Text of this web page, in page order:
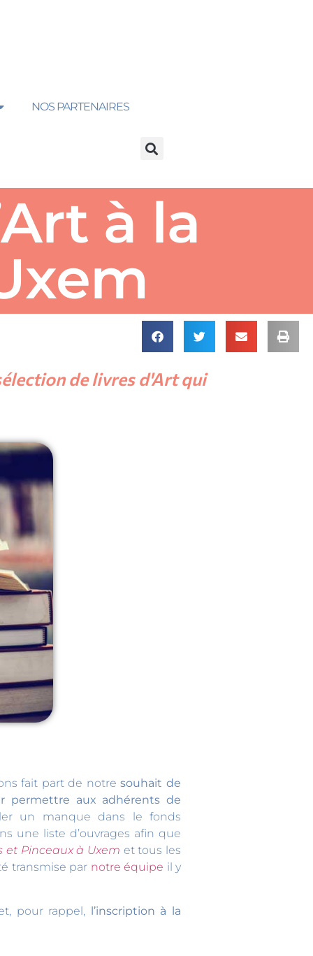
NOS PARTENAIRES
à la
de livres d'Art qui
fait part de notresouhait de
permettre aux adhérents de
un manque dans le fonds
une liste d’ouvrages afin que
et Pinceaux à Uxem et tous les
transmise par notre équipe il y
pour rappel, l’inscription à la